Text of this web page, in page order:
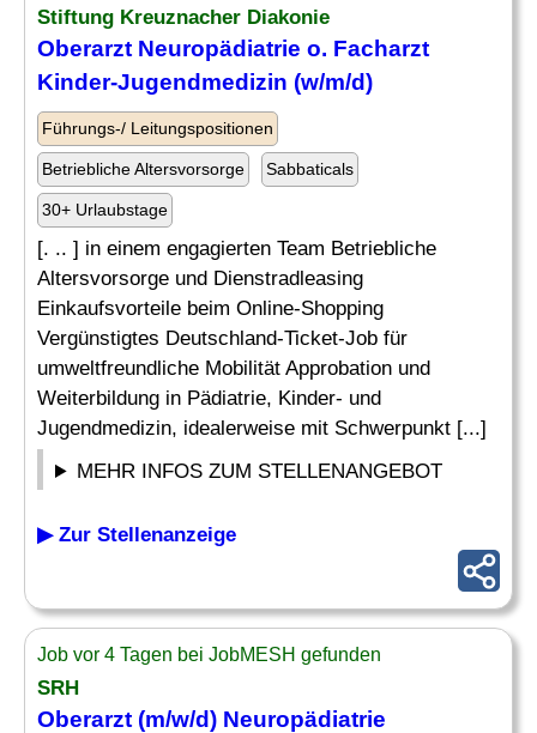
Stiftung Kreuznacher Diakonie
Oberarzt Neuropädiatrie o. Facharzt
Kinder-Jugendmedizin (w/m/d)
Führungs-/ Leitungspositionen
Betriebliche Altersvorsorge Sabbaticals
30+ Urlaubstage
[. .. ] in einem engagierten Team Betriebliche
Altersvorsorge und Dienstradleasing
Einkaufsvorteile beim Online-Shopping
Vergünstigtes Deutschland-Ticket-Job für
umweltfreundliche Mobilität Approbation und
Weiterbildung in Pädiatrie, Kinder- und
Jugendmedizin, idealerweise mit Schwerpunkt [...]
MEHR INFOS ZUM STELLENANGEBOT
▶ Zur Stellenanzeige
Job vor 4 Tagen bei JobMESH gefunden
SRH
Oberarzt (m/w/d) Neuropädiatrie